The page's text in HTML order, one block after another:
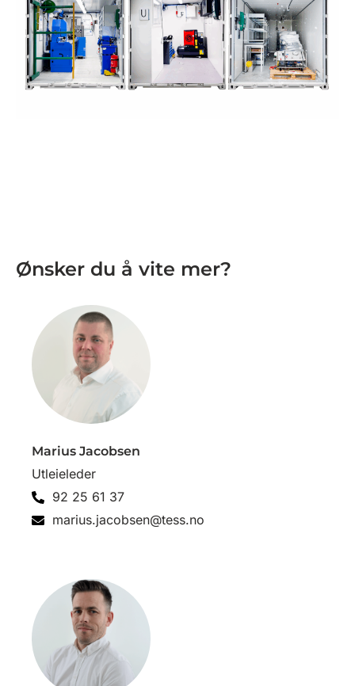
Ønsker du å vite mer?
Marius Jacobsen
Utleieleder
92 25 61 37
marius.jacobsen@tess.no